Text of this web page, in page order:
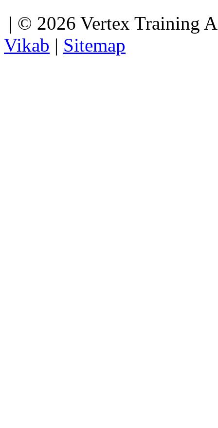
| © 2026 Vertex Training
Vikab | Sitemap